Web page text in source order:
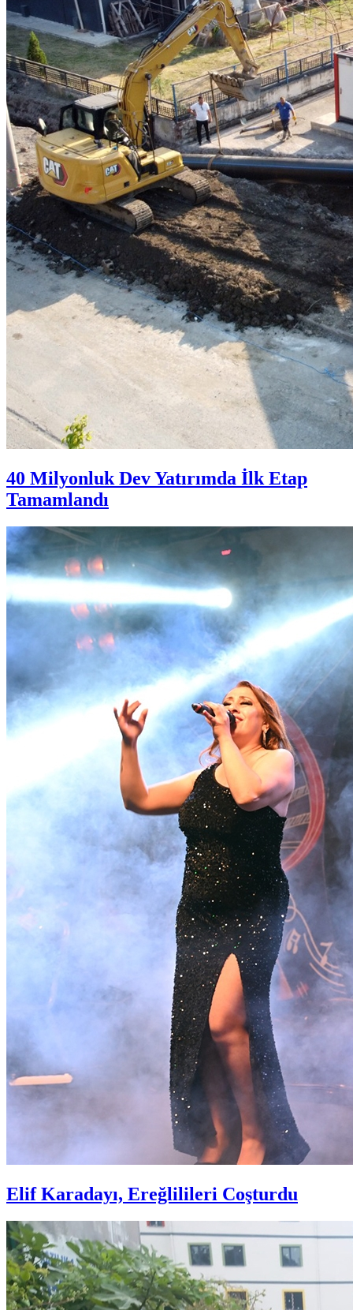
40 Milyonluk Dev Yatırımda İlk Etap
Tamamlandı
Elif Karadayı, Ereğlilileri Coşturdu